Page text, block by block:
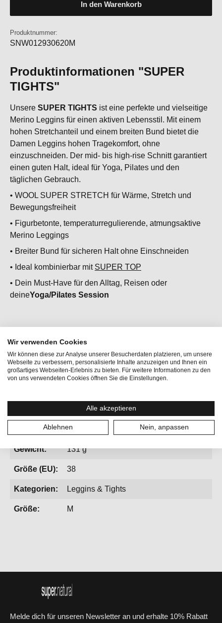
In den Warenkorb
Produktnummer:
SNW012930620M
Produktinformationen "SUPER
TIGHTS"
Unsere SUPER TIGHTS ist eine perfekte und vielseitige
Merino Leggins für einen aktiven Lebensstil. Mit einem
hohen Stretchanteil und einem breiten Bund bietet die
Damen Leggins hohen Tragekomfort, ohne
einzuschneiden. Der mid- bis high-rise Schnitt garantiert
einen guten Halt, ideal für Yoga, Pilates und den
täglichen Gebrauch.
• WOOL SUPER STRETCH für Wärme, Stretch und
Bewegungsfreiheit
• Figurbetonte, temperaturregulierende, atmungsaktive
Merino Leggings
• Breiter Bund für sicheren Halt ohne Einschneiden
• Ideal kombinierbar mit SUPER TOP
• Dein Must-Have für den Alltag, Reisen oder
deineYoga/Pilates Session
Homewear, Reisen, Yoga
Geschlecht: Damen
Gewicht: 131 g
Größe (EU): 38
Kategorien: Leggins & Tights
Größe: M
Melde dich für unseren Newsletter an und erhalte 10% Rabatt
Wir verwenden Cookies
Wir können diese zur Analyse unserer Besucherdaten platzieren, um unsere
Webseite zu verbessern, personalisierte Inhalte anzuzeigen und Ihnen ein
großartiges Webseiten-Erlebnis zu bieten. Für weitere Informationen zu den
von uns verwendeten Cookies öffnen Sie die Einstellungen.
Alle akzeptieren
Ablehnen Nein, anpassen